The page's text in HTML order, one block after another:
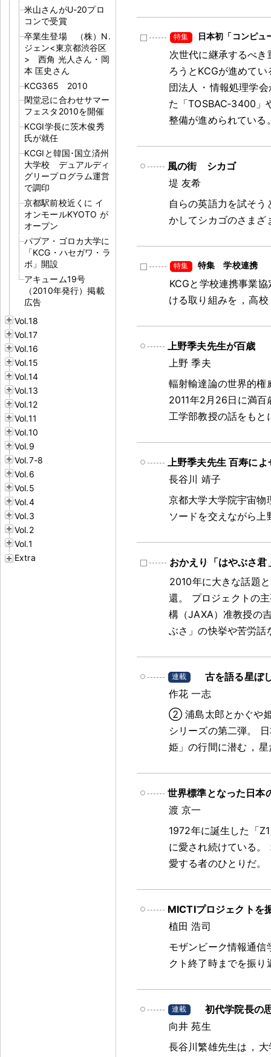
米山さんがU-20プロ
コンで受賞
卒業生登場 （株）N.
ジェン<東京都渋谷区
> 西角 光人さん・岡
本 匡史さん
KCG365 2010
閑堂忌に合わせサマー
フェスタ2010を開催
KCGI学長に茨木俊秀
氏が就任
KCGIと韓国･国立済州
大学校 デュアルディ
グリープログラム運営
で調印
京都駅前校近くに イ
オンモールKYOTO が
オープン
パプア・ゴロカ大学に
「KCG・ハセガワ・ラ
ボ」開設
アキューム19号
（2010年発行）掲載
広告
Vol.18
Vol.17
Vol.16
Vol.15
Vol.14
Vol.13
Vol.12
Vol.11
Vol.10
Vol.9
Vol.7-8
Vol.6
Vol.5
Vol.4
Vol.3
Vol.2
Vol.1
Extra
日本初「コンピ
次世代に継承するべ
ろうとKCGが進めて
団法人
・ 情報処理学
た「TOSBAC‐3400」
整備が進められている
風の街 シカゴ
堤 友希
自らの英語力を試そう
かしてシカゴのさまざ
特集 学校連携
KCGと学校連携事業
ける取り組みを ， 高校
上野季夫先生が百歳
上野 季夫
輻射輸達論の世界的権
2011年2月26日に満百
工学部教授の話をもと
上野季夫先生 百寿によ
長谷川 靖子
京都大学大学院宇宙物
ソードを交えながら
おかえり「はやぶさ君
2010年に大きな話題
還。
プロジェクトの
構（JAXA）准教授の
ぶさ」の快挙や苦労話
古を語る星ぼ
作花 一志
② 浦島太郎とかぐや
シリーズの第二弾。
姫」の行間に潜む ， 星
世界標準となった日本
渡 京一
1972年に誕生した「
に愛され続けている 。
愛する者のひとりだ。
MICTIプロジェクトを
植田 浩司
モザンビーク情報通
クト終了時までを振り
初代学院長の
向井 苑生
長谷川繁雄先生は ，